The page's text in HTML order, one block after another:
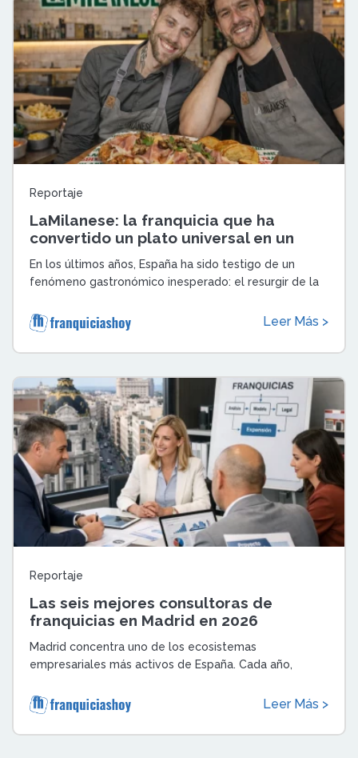
Reportaje
LaMilanese: la franquicia que ha
convertido un plato universal en un
negocio imparable
En los últimos años, España ha sido testigo de un
fenómeno gastronómico inesperado: el resurgir de la
Leer Más >
Reportaje
Las seis mejores consultoras de
franquicias en Madrid en 2026
Madrid concentra uno de los ecosistemas
empresariales más activos de España. Cada año,
Leer Más >